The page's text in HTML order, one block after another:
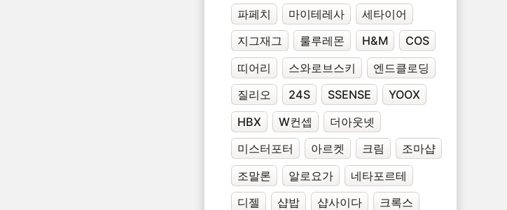
파페치 마이테레사
세타이어
지그재그
룰루레몬 H&M
COS
띠어리
스와로브스키
엔드클로딩
질리오
24S SSENSE
YOOX
HBX
W컨셉
더아웃넷
미스터포터
아르켓 크림
조마샵
조말론
알로요가
네타포르테
디젤
샵밥 샵사이다
크록스